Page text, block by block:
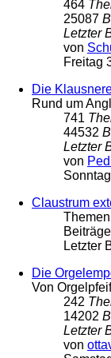
464
25087
Letzter
von
Freitag
Die
Rund um
741
44532
Letzter
von
Claustrum
Themen
Beiträge
Letzter
Die
Von
242
14202
Letzter
von